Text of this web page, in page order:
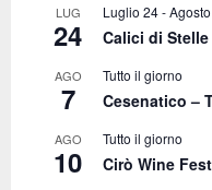
LUG
24
Luglio 24-
Calici di Stelle
AGO
7
Tutto il giorno
Cesenatico –
AGO
10
Tutto il giorno
Cirò Wine